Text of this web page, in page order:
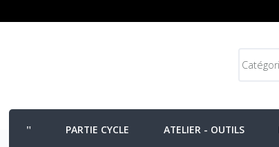
PARTIE CYCLE ATELIER - OUTILS